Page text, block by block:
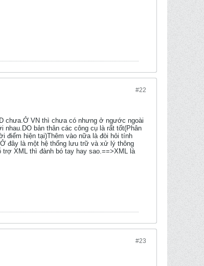
#22
chưa.Ở VN thì chưa có nhưng ở ngước ngoài
bản thân các công cụ là rất tốt(Phân
điểm hiện tại)Thêm vào nữa là đòi hỏi tính
đây là một hệ thống lưu trữ và xử lý thông
XML thì đành bó tay hay sao.==>XML là
#23